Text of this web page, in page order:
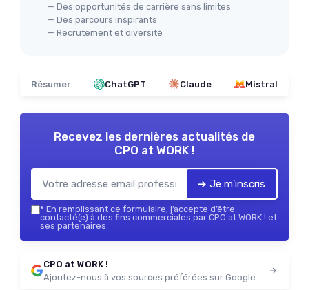
— Des opportunités de carrière sans limites
— Des parcours inspirants
— Recrutement et diversité
Résumer ChatGPT Claude Mistral
Recevez les dernières actualités de
CPO at WORK !
➔ Je m'inscris
* En remplissant ce formulaire, j’accepte d’être
contacté(e) à des fins commerciales par CPO at WORK ! et
ses partenaires.
CPO at WORK !
Ajoutez-nous à vos sources préférées sur Google